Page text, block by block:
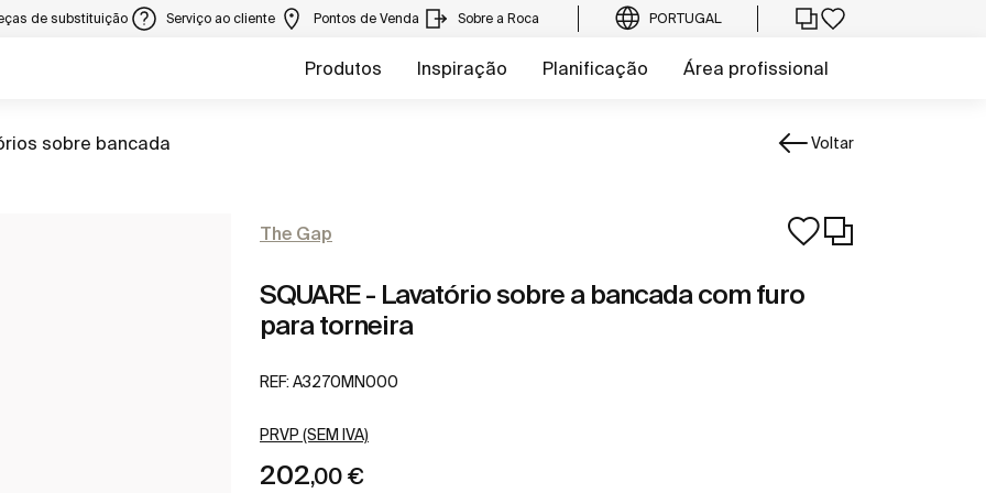
de substituição Serviço ao cliente Pontos de Venda Sobre a Roca PORTUGAL
Produtos Inspiração Planificação Área profissional
sobre bancada Voltar
The Gap
SQUARE - Lavatório sobre a bancada com furo
para torneira
REF: A3270MN000
PRVP (SEM IVA)
202,00 €